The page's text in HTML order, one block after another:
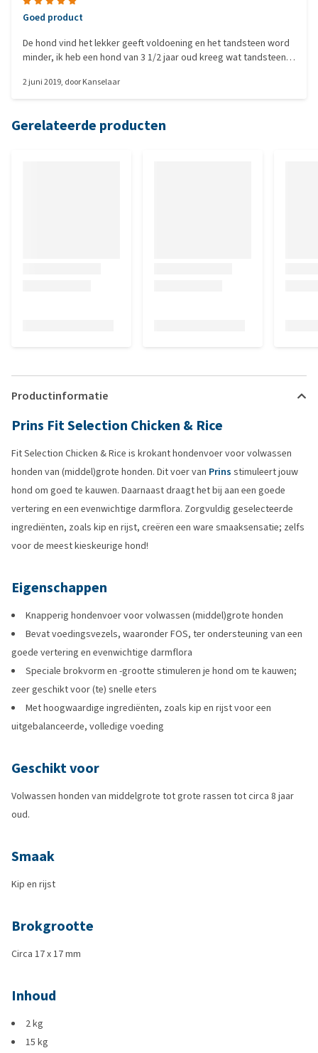
Goed product
De hond vind het lekker geeft voldoening en het tandsteen word
minder, ik heb een hond van 3 1/2 jaar oud kreeg wat tandsteen
2 juni 2019, doorKanselaar
Gerelateerde producten
Productinformatie
Prins Fit Selection Chicken & Rice
Fit Selection Chicken & Rice is krokant hondenvoer voor volwassen
honden van (middel)grote honden. Dit voer van Prins stimuleert jouw
hond om goed te kauwen. Daarnaast draagt het bij aan een goede
vertering en een evenwichtige darmflora. Zorgvuldig geselecteerde
ingrediënten, zoals kip en rijst, creëren een ware smaaksensatie; zelfs
voor de meest kieskeurige hond!
Eigenschappen
Knapperig hondenvoer voor volwassen (middel)grote honden
Bevat voedingsvezels, waaronder FOS, ter ondersteuning van een
goede vertering en evenwichtige darmflora
Speciale brokvorm en -grootte stimuleren je hond om te kauwen;
zeer geschikt voor (te) snelle eters
Met hoogwaardige ingrediënten, zoals kip en rijst voor een
uitgebalanceerde, volledige voeding
Geschikt voor
Volwassen honden van middelgrote tot grote rassen tot circa 8 jaar
oud.
Smaak
Kip en rijst
Brokgrootte
Circa 17 x 17 mm
Inhoud
2 kg
15 kg